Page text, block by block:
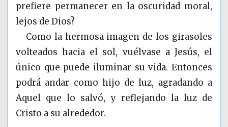
prefiere permanecer en la oscuridad moral,
lejos de Dios?
Como la hermosa imagen de los girasoles
volteados hacia el sol, vuélvase a Jesús, el
único que puede iluminar su vida. Entonces
podrá andar como hijo de luz, agradando a
Aquel que lo salvó, y reflejando la luz de
Cristo a su alrededor.